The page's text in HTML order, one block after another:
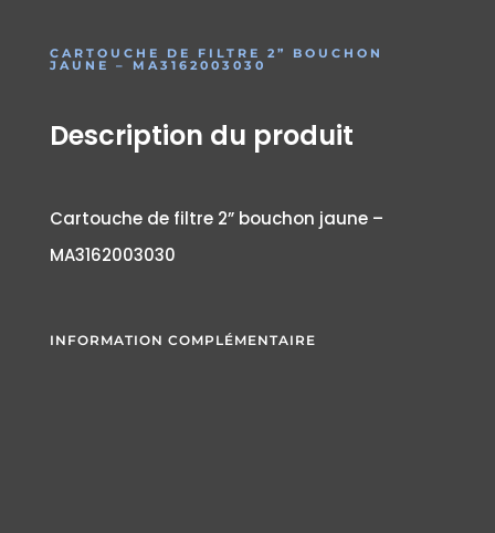
CARTOUCHE DE FILTRE 2” BOUCHON
JAUNE – MA3162003030
Description du produit
Cartouche de filtre 2” bouchon jaune –
MA3162003030
INFORMATION COMPLÉMENTAIRE